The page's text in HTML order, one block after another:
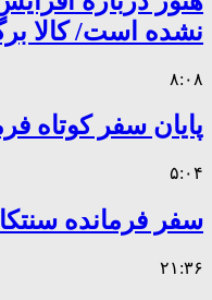
نشده است/ کالا
۸:۰۸
پایان سفر کوتاه
۵:۰۴
سفر فرمانده
۲۱:۳۶